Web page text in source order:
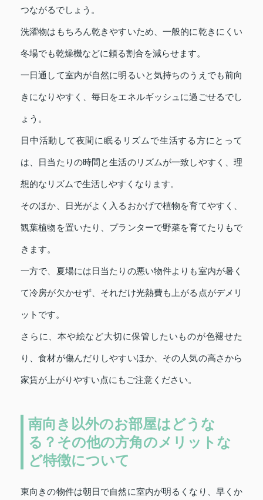
つながるでしょう。
洗濯物はもちろん乾きやすいため、一般的に乾きにくい
冬場でも乾燥機などに頼る割合を減らせます。
一日通して室内が自然に明るいと気持ちのうえでも前向
きになりやすく、毎日をエネルギッシュに過ごせるでし
ょう。
日中活動して夜間に眠るリズムで生活する方にとって
は、日当たりの時間と生活のリズムが一致しやすく、理
想的なリズムで生活しやすくなります。
そのほか、日光がよく入るおかげで植物を育てやすく、
観葉植物を置いたり、プランターで野菜を育てたりもで
きます。
一方で、夏場には日当たりの悪い物件よりも室内が暑く
て冷房が欠かせず、それだけ光熱費も上がる点がデメリ
ットです。
さらに、本や絵など大切に保管したいものが色褪せた
り、食材が傷んだりしやすいほか、その人気の高さから
家賃が上がりやすい点にもご注意ください。
南向き以外のお部屋はどうな
る？その他の方角のメリットな
ど特徴について
東向きの物件は朝日で自然に室内が明るくなり、早くか